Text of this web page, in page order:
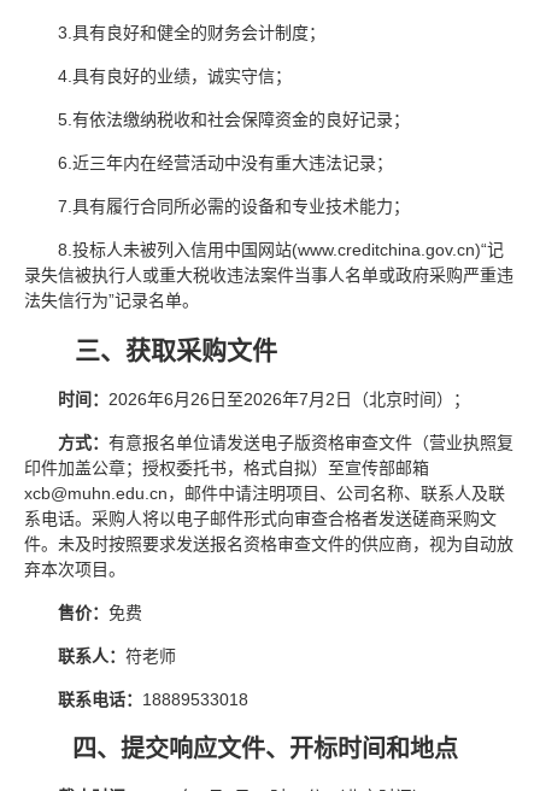
3.具有良好和健全的财务会计制度；
4.具有良好的业绩，诚实守信；
5.有依法缴纳税收和社会保障资金的良好记录；
6.近三年内在经营活动中没有重大违法记录；
7.具有履行合同所必需的设备和专业技术能力；
8.投标人未被列入信用中国网站(www.creditchina.gov.cn)“记
录失信被执行人或重大税收违法案件当事人名单或政府采购严重违
法失信行为”记录名单。
三、获取采购文件
时间： 2026年6月26日至2026年7月2日（北京时间）；
方式： 有意报名单位请发送电子版资格审查文件（营业执照复
印件加盖公章；授权委托书，格式自拟）至宣传部邮箱
xcb@muhn.edu.cn，邮件中请注明项目、公司名称、联系人及联
系电话。采购人将以电子邮件形式向审查合格者发送磋商采购文
件。未及时按照要求发送报名资格审查文件的供应商，视为自动放
弃本次项目。
售价： 免费
联系人： 符老师
联系电话： 18889533018
四、提交响应文件、开标时间和地点